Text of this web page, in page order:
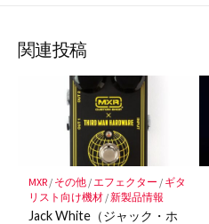
ア
ク
マ
ー
ク
に
保
存
関連投稿
MXR/ その他/ エフェクター / ギタ
リスト向け機材/新製品情報
Jack White（ジャック・ホ